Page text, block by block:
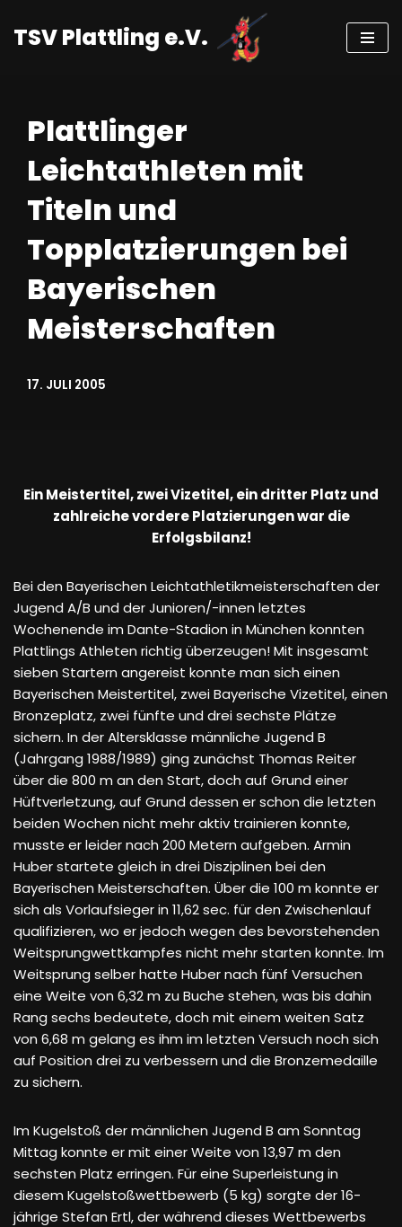
Zum
TSV Plattling e.V.
Plattlinger
Leichtathleten mit
Titeln und
Topplatzierungen bei
Bayerischen
Meisterschaften
17. JULI 2005
Ein Meistertitel, zwei Vizetitel, ein dritter Platz und
zahlreiche vordere Platzierungen war die
Erfolgsbilanz!
Bei den Bayerischen Leichtathletikmeisterschaften der
Jugend A/B und der Junioren/-innen letztes
Wochenende im Dante-Stadion in München konnten
Plattlings Athleten richtig überzeugen! Mit insgesamt
sieben Startern angereist konnte man sich einen
Bayerischen Meistertitel, zwei Bayerische Vizetitel, einen
Bronzeplatz, zwei fünfte und drei sechste Plätze
sichern. In der Altersklasse männliche Jugend B
(Jahrgang 1988/1989) ging zunächst Thomas Reiter
über die 800 m an den Start, doch auf Grund einer
Hüftverletzung, auf Grund dessen er schon die letzten
beiden Wochen nicht mehr aktiv trainieren konnte,
musste er leider nach 200 Metern aufgeben. Armin
Huber startete gleich in drei Disziplinen bei den
Bayerischen Meisterschaften. Über die 100 m konnte er
sich als Vorlaufsieger in 11,62 sec. für den Zwischenlauf
qualifizieren, wo er jedoch wegen des bevorstehenden
Weitsprungwettkampfes nicht mehr starten konnte. Im
Weitsprung selber hatte Huber nach fünf Versuchen
eine Weite von 6,32 m zu Buche stehen, was bis dahin
Rang sechs bedeutete, doch mit einem weiten Satz
von 6,68 m gelang es ihm im letzten Versuch noch sich
auf Position drei zu verbessern und die Bronzemedaille
zu sichern.
Im Kugelstoß der männlichen Jugend B am Sonntag
Mittag konnte er mit einer Weite von 13,97 m den
sechsten Platz erringen. Für eine Superleistung in
diesem Kugelstoßwettbewerb (5 kg) sorgte der 16-
jährige Stefan Ertl, der während dieses Wettbewerbs